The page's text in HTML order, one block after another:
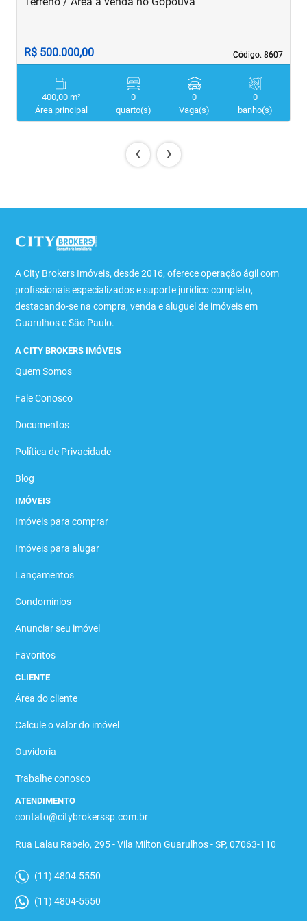
Código. 8607
Código. 8607
R$ 500.000,00
400,00 m²
Área principal
0
quarto(s)
0
Vaga(s)
0
banho(s)
‹ ›
A City Brokers Imóveis, desde 2016, oferece operação ágil com
profissionais especializados e suporte jurídico completo,
destacando-se na compra, venda e aluguel de imóveis em
Guarulhos e São Paulo.
A CITY BROKERS IMÓVEIS
Quem Somos
Fale Conosco
Documentos
Política de Privacidade
Blog
IMÓVEIS
Imóveis para comprar
Imóveis para alugar
Lançamentos
Condomínios
Anunciar seu imóvel
Favoritos
CLIENTE
Área do cliente
Calcule o valor do imóvel
Ouvidoria
Trabalhe conosco
ATENDIMENTO
contato@citybrokerssp.com.br
Rua Lalau Rabelo, 295 - Vila Milton Guarulhos - SP, 07063-110
(11) 4804-5550
(11) 4804-5550